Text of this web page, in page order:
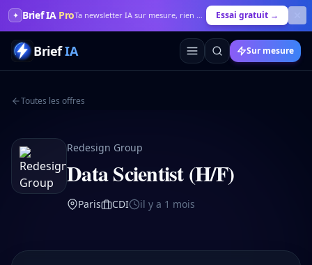
✦ Brief IA Pro Ta newsletter IA sur mesure, rien que pour toi Essai gratuit →
BriefIA Sur mesure
Toutes les offres
Redesign Group
Data Scientist (H/F)
Paris CDI il y a 1 mois